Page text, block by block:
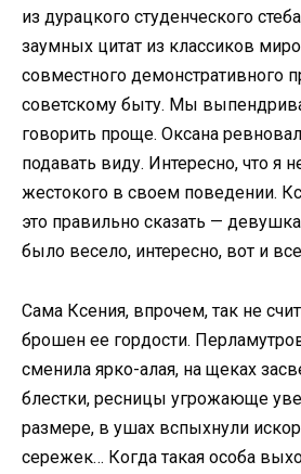
из дурацкого студенческого
заумных цитат из классиков
совместного демонстративного
советскому быту. Мы
говорить проще. Оксана
подавать виду. Интересно, что я
жестокого в своем поведении.
это правильно сказать —
было весело, интересно, вот и
Сама Ксения, впрочем, так не
брошен ее гордости.
сменила ярко-алая, на щеках
блестки, ресницы угрожающе
размере, в ушах вспыхнули
сережек… Когда такая особа